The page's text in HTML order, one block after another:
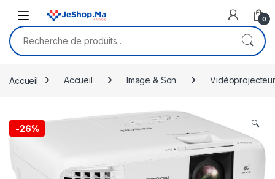
0
Recherche pour :
Accueil Accueil Image & Son
-26% 🔍